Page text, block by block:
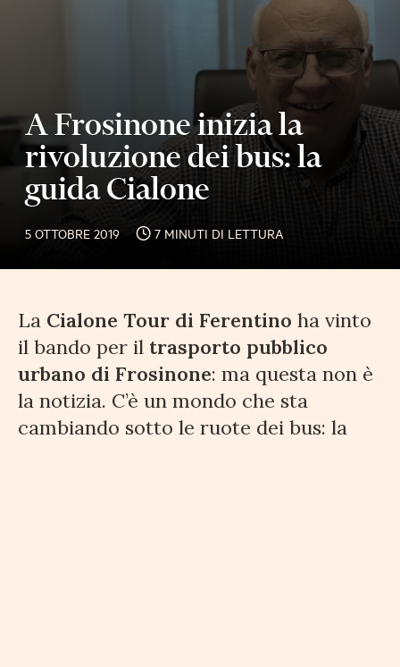
A Frosinone inizia la
rivoluzione dei bus: la
guida Cialone
5 OTTOBRE 2019 7 MINUTI DI LETTURA
La Cialone Tour di Ferentino ha vinto
il bando per il trasporto pubblico
urbano di Frosinone: ma questa non è
la notizia. C’è un mondo che sta
cambiando sotto le ruote dei bus: la